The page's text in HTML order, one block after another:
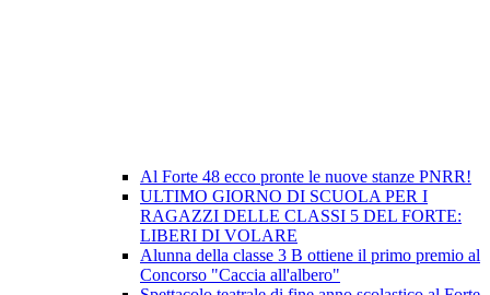
Al Forte 48 ecco pronte le nuove stanze PNRR!
ULTIMO GIORNO DI SCUOLA PER I
RAGAZZI DELLE CLASSI 5 DEL FORTE:
LIBERI DI VOLARE
Alunna della classe 3 B ottiene il primo premio al
Concorso "Caccia all'albero"